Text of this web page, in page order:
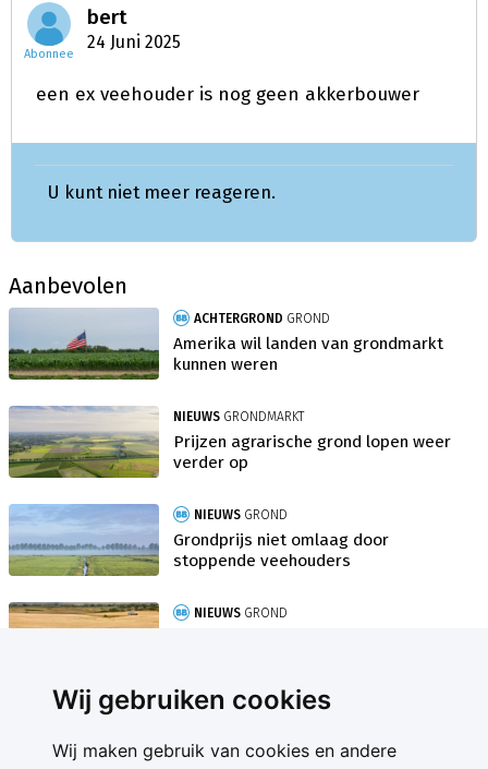
Wij gebruiken cookies
Wij maken gebruik van cookies en andere
Abonnee
bert
24 Juni 2025
een ex veehouder is nog geen akkerbouwer
U kunt niet meer reageren.
Aanbevolen
ACHTERGROND GROND
Amerika wil landen van grondmarkt
kunnen weren
NIEUWS GRONDMARKT
Prijzen agrarische grond lopen weer
verder op
NIEUWS GROND
Grondprijs niet omlaag door
stoppende veehouders
NIEUWS GROND